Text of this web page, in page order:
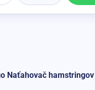
Naťahovač